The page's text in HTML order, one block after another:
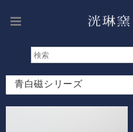
青白磁シリーズ